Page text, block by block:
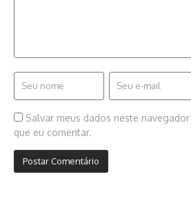
Salvar meus dados neste
que eu comentar.